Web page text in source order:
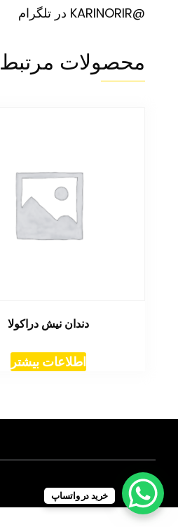
@KARINORIR در تلگرام
محصولات مرتبط
دندان نیش دراکولا
اطلاعات بیشتر
خرید در واتساپ